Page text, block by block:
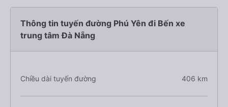
Thông tin tuyến đường Phú Yên đi Bến xe
trung tâm Đà Nẵng
Chiều dài tuyến đường 406 km